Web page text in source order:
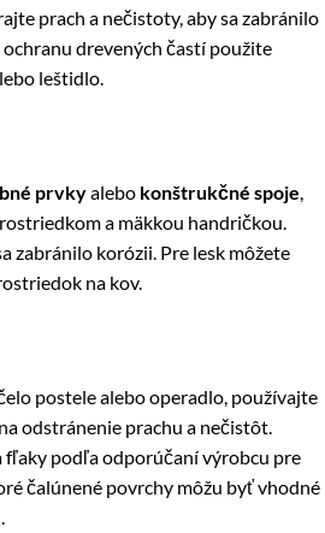
prach a nečistoty, aby sa zabránilo
ochranu drevených častí použite
leštidlo.
prvkyalebo konštrukčné spoje
a mäkkou handričkou.
zabránilo korózii. Pre lesk môžete
na kov.
postele alebo operadlo, používajte
odstránenie prachu a nečistôt.
fľaky podľa odporúčaní výrobcu pre
čalúnené povrchy môžu byť vhodné